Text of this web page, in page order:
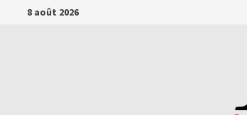
Passer8 août 2026